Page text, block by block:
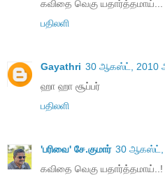
கவிதை வெகு யதார்த்தமாய்...
பதிலளி
Gayathri 30 ஆகஸ்ட், 2010
ஹா ஹா சூப்பர்
பதிலளி
'பரிவை' சே.குமார் 30 ஆகஸ்ட்,
கவிதை வெகு யதார்த்தமாய்..!